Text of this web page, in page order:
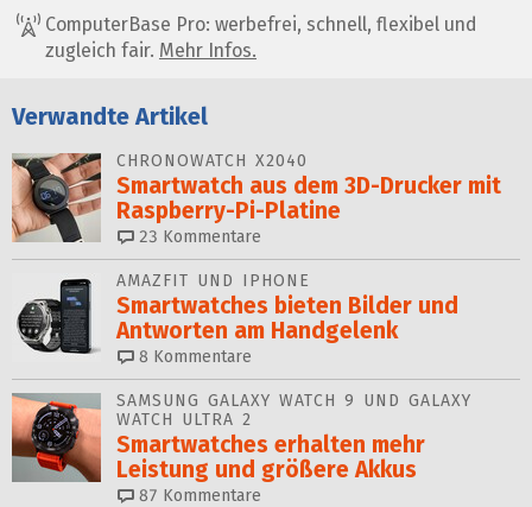
ComputerBase Pro: werbefrei, schnell, flexibel und
zugleich fair. Mehr Infos.
Verwandte Artikel
CHRONOWATCH X2040
Smartwatch aus dem 3D-Drucker mit
Raspberry-Pi-Platine
23 Kommentare
AMAZFIT UND IPHONE
Smartwatches bieten Bilder und
Antworten am Handgelenk
8 Kommentare
SAMSUNG GALAXY WATCH 9 UND GALAXY
WATCH ULTRA 2
Smartwatches erhalten mehr
Leistung und größere Akkus
87 Kommentare